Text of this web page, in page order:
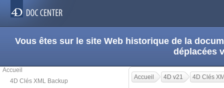
Vous êtes sur le site Web historique de la
déplacées
Accueil
4D Clés XML Backup
Accueil 4D v21 4D Clés